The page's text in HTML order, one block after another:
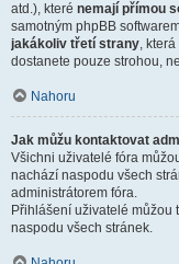
atd.), které nemají přímou
samotným phpBB
jakákoliv třetí strany,
dostanete pouze strohou,
Nahoru
Jak můžu kontaktovat
Všichni uživatelé fóra
nachází naspodu všech
administrátorem fóra.
Přihlášení uživatelé můžou
naspodu všech stránek.